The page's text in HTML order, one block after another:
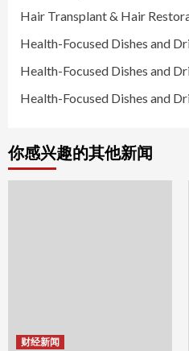
Hair Transplant & Hair
Health-Focused Dishes and
Health-Focused Dishes and
Health-Focused Dishes and
你感兴趣的其他新闻
财经新闻